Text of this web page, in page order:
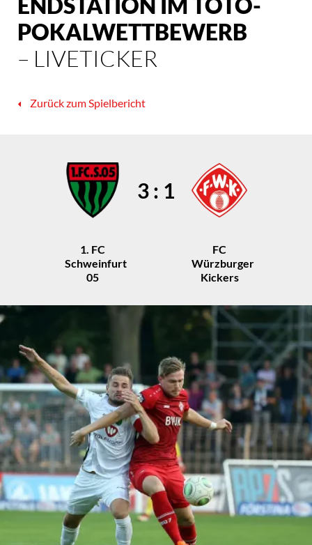
POKALWETTBEWERB
– LIVETICKER
Zurück zum Spielbericht
1. FC
Schweinfurt
05
3 : 1
FC
Würzburger
Kickers